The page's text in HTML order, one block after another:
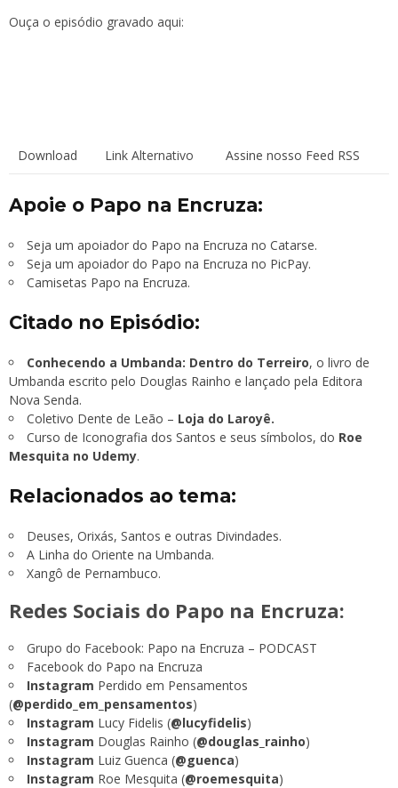
Ouça o episódio gravado aqui:
Download Link Alternativo Assine nosso Feed RSS
Apoie o Papo na Encruza:
Seja um apoiador do Papo na Encruza no Catarse.
Seja um apoiador do Papo na Encruza no PicPay.
Camisetas Papo na Encruza.
Citado no Episódio:
Conhecendo a Umbanda: Dentro do Terreiro, o livro de
Umbanda escrito pelo Douglas Rainho e lançado pela Editora
Nova Senda.
Coletivo Dente de Leão – Loja do Laroyê.
Curso de Iconografia dos Santos e seus símbolos, do Roe
Mesquita no Udemy.
Relacionados ao tema:
Deuses, Orixás, Santos e outras Divindades.
A Linha do Oriente na Umbanda.
Xangô de Pernambuco.
Redes Sociais do Papo na Encruza:
Grupo do Facebook: Papo na Encruza – PODCAST
Facebook do Papo na Encruza
Instagram Perdido em Pensamentos
(@perdido_em_pensamentos)
Instagram Lucy Fidelis (@lucyfidelis)
Instagram Douglas Rainho (@douglas_rainho)
Instagram Luiz Guenca (@guenca)
Instagram Roe Mesquita (@roemesquita)